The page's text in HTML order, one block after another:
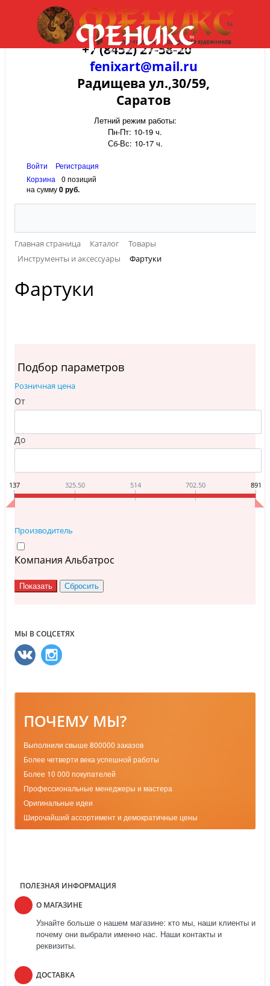
+7 (8452) 27-58-20
fenixart@mail.ru
Радищева ул.,30/59,
Саратов
Летний режим работы:
Пн-Пт: 10-19 ч.
Сб-Вс: 10-17 ч.
Войти
Регистрация
Корзина
0 позиций
на сумму0 руб.
Главная страница Каталог
Товары
Инструменты и аксессуары
Фартуки
Фартуки
Подбор параметров
Розничная цена
От
До
137 325.50 514 702.50 891
Производитель
Компания Альбатрос
МЫ В СОЦСЕТЯХ
ПОЧЕМУ МЫ?
Выполнили свыше 800000 заказов
Более четверти века успешной работы
Более 10 000 покупателей
Профессиональные менеджеры и мастера
Оригинальные идеи
Широчайший ассортимент и демократичные цены
ПОЛЕЗНАЯ ИНФОРМАЦИЯ
О МАГАЗИНЕ
Узнайте больше о нашем магазине: кто мы, наши клиенты и
почему они выбрали именно нас. Наши контакты и
реквизиты.
ДОСТАВКА